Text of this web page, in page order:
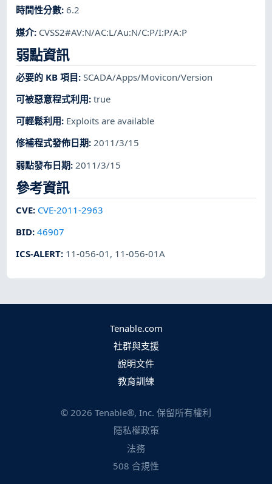
時間性分數:6.2
媒介: CVSS2#AV:N/AC:L/Au:N/C:P/I:P/A:P
弱點資訊
必要的 KB 項目:SCADA/Apps/Movicon/Version
可被惡意程式利用:true
可輕鬆利用: Exploits are available
修補程式發佈日期:2011/3/15
弱點發布日期: 2011/3/15
參考資訊
CVE: CVE-2011-2963
BID:46907
ICS-ALERT: 11-056-01 , 11-056-01A
Tenable.com
社群與支援
說明文件
教育訓練
© 2026 Tenable®, Inc. 保留所有權利
隱私權政策
法務
508 合規性